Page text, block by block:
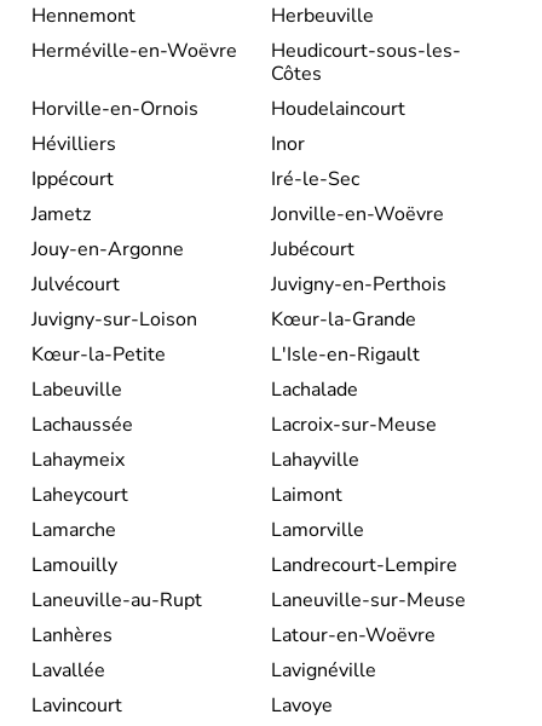
Hennemont
Herbeuville
Herméville-en-Woëvre
Heudicourt-sous-les-
Côtes
Horville-en-Ornois
Houdelaincourt
Hévilliers
Inor
Ippécourt
Iré-le-Sec
Jametz
Jonville-en-Woëvre
Jouy-en-Argonne
Jubécourt
Julvécourt
Juvigny-en-Perthois
Juvigny-sur-Loison
Kœur-la-Grande
Kœur-la-Petite
L'Isle-en-Rigault
Labeuville
Lachalade
Lachaussée
Lacroix-sur-Meuse
Lahaymeix
Lahayville
Laheycourt
Laimont
Lamarche
Lamorville
Lamouilly
Landrecourt-Lempire
Laneuville-au-Rupt
Laneuville-sur-Meuse
Lanhères
Latour-en-Woëvre
Lavallée
Lavignéville
Lavincourt
Lavoye